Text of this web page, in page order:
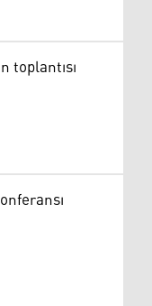
toplantısı